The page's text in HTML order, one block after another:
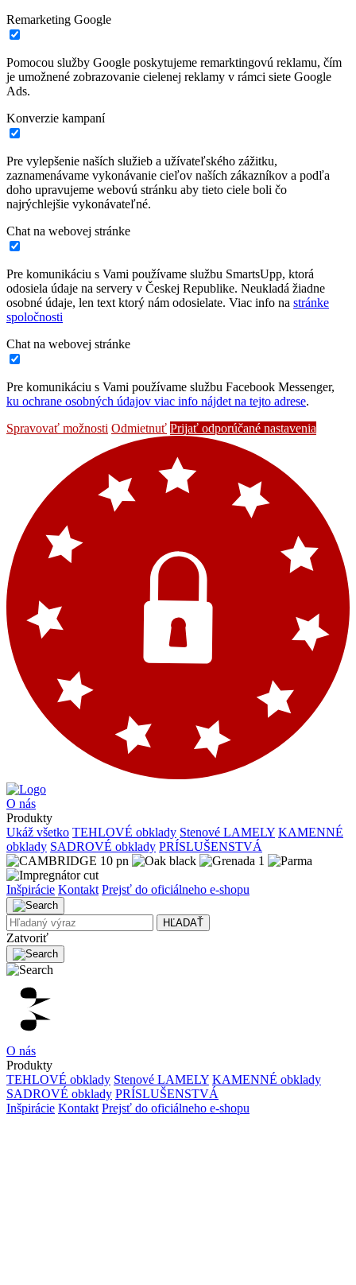
Remarketing Google
Pomocou služby Google poskytujeme remarktingovú reklamu, čím
je umožnené zobrazovanie cielenej reklamy v rámci siete Google
Ads.
Konverzie kampaní
Pre vylepšenie naších služieb a užívateľského zážitku,
zaznamenávame vykonávanie cieľov naších zákazníkov a podľa
doho upravujeme webovú stránku aby tieto ciele boli čo
najrýchlejšie vykonávateľné.
Chat na webovej stránke
Pre komunikáciu s Vami používame službu SmartsUpp, ktorá
odosiela údaje na servery v Českej Republike. Neukladá žiadne
osobné údaje, len text ktorý nám odosielate. Viac info na stránke
spoločnosti
Chat na webovej stránke
Pre komunikáciu s Vami používame službu Facebook Messenger,
ku ochrane osobných údajov viac info nájdet na tejto adrese.
Spravovať možnosti Odmietnuť Prijať odporúčané nastavenia
O nás
Produkty
Ukáž všetko TEHLOVÉ obklady Stenové LAMELY KAMENNÉ
obklady SADROVÉ obklady PRÍSLUŠENSTVÁ
Inšpirácie Kontakt Prejsť do oficiálneho e-shopu
HĽADAŤ
Zatvoriť
O nás
Produkty
TEHLOVÉ obklady Stenové LAMELY KAMENNÉ obklady
SADROVÉ obklady PRÍSLUŠENSTVÁ
Inšpirácie Kontakt Prejsť do oficiálneho e-shopu